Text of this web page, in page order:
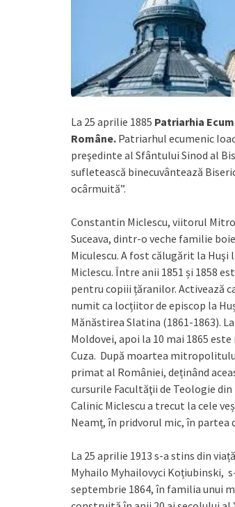
La 25 aprilie 1885 Patriarhia
Române. Patriarhul ecumenic
preşedinte al Sfântului Sinod al
sufletească binecuvântează
ocârmuită”.
Constantin Miclescu, viitorul
Suceava, dintr-o veche familie
Miculescu. A fost călugărit la Huşi
Miclescu. Între anii 1851 și 1858
pentru copiii țăranilor. Activează
numit ca locțiitor de episcop la
Mănăstirea Slatina (1861-1863).
Moldovei, apoi la 10 mai 1865
Cuza. După moartea
primat al României, deținând
cursurile Facultăţii de Teologie
Calinic Miclescu a trecut la cele
Neamț, în pridvorul mic, în partea
La 25 aprilie 1913 s-a stins din
Myhailo Myhailovyci Koțiubinski,
septembrie 1864, în familia unui